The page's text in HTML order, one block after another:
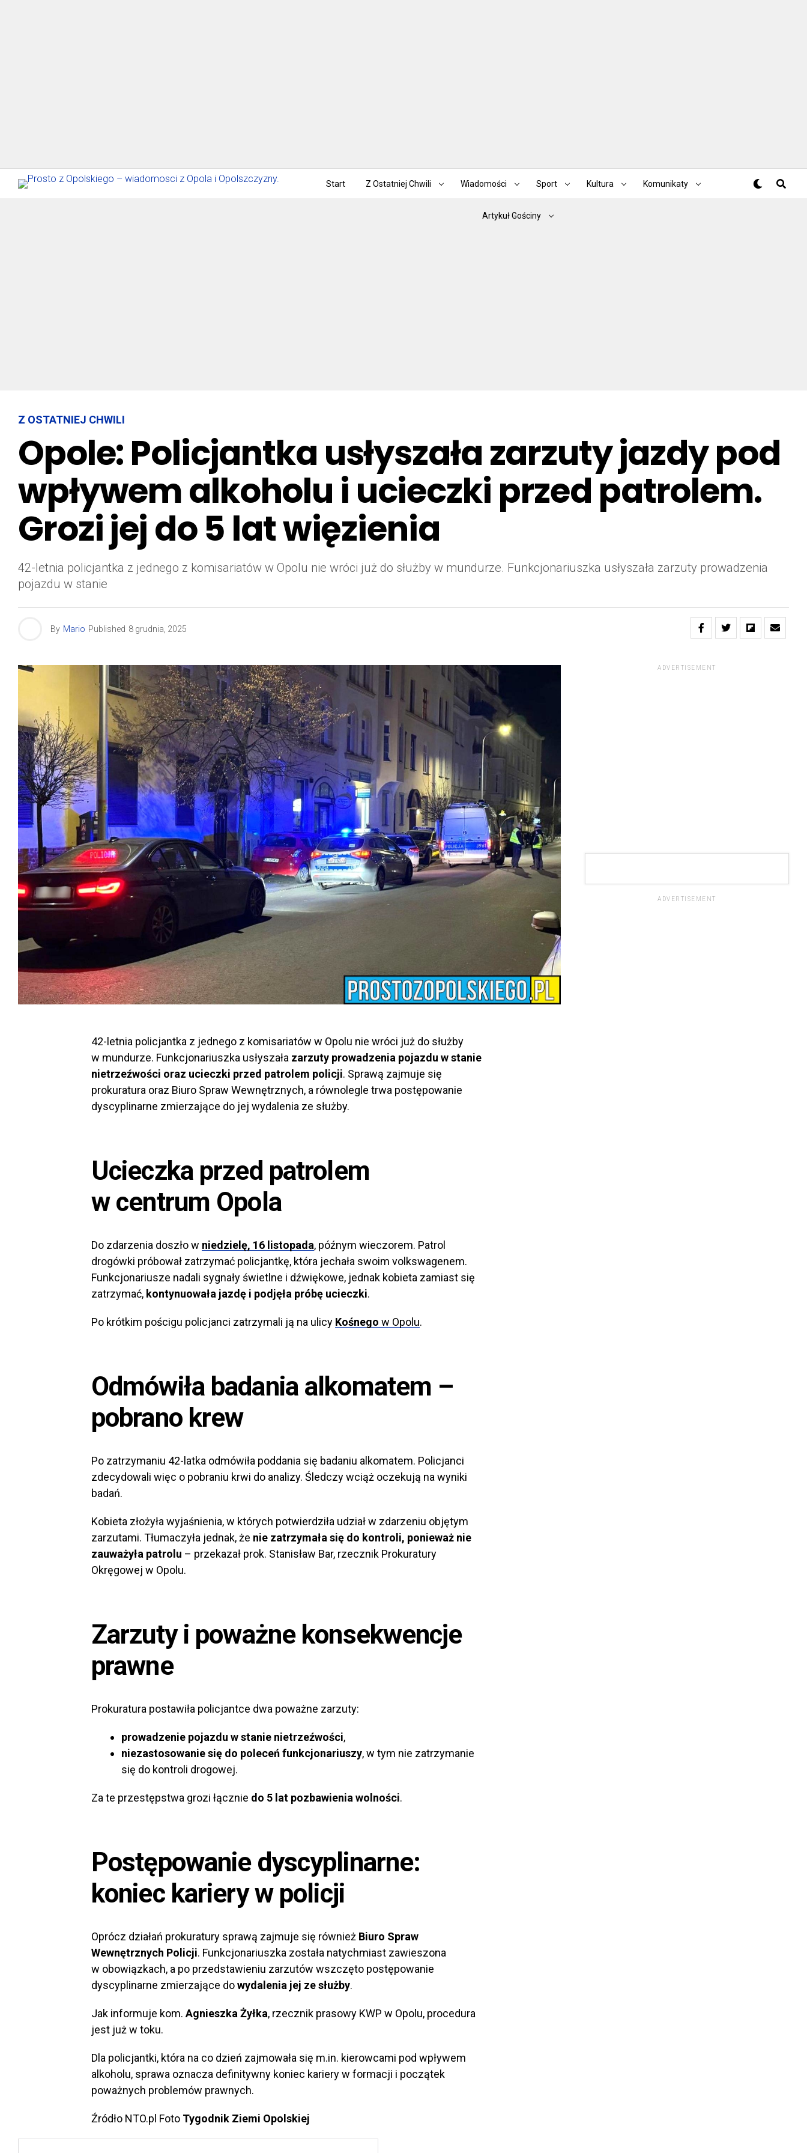
Start Z Ostatniej Chwili Wiadomości Sport Kultura Komunikaty
Artykuł Gościny
Z OSTATNIEJ CHWILI
Opole: Policjantka usłyszała zarzuty jazdy pod
wpływem alkoholu i ucieczki przed patrolem.
Grozi jej do 5 lat więzienia
42-letnia policjantka z jednego z komisariatów w Opolu nie wróci już do służby w mundurze. Funkcjonariuszka usłyszała zarzuty prowadzenia
pojazdu w stanie
By Mario Published 8 grudnia, 2025
42-letnia policjantka z jednego z komisariatów w Opolu nie wróci już do służby
w mundurze. Funkcjonariuszka usłyszała zarzuty prowadzenia pojazdu w stanie
nietrzeźwości oraz ucieczki przed patrolem policji. Sprawą zajmuje się
prokuratura oraz Biuro Spraw Wewnętrznych, a równolegle trwa postępowanie
dyscyplinarne zmierzające do jej wydalenia ze służby.
Ucieczka przed patrolem
w centrum Opola
Do zdarzenia doszło w niedzielę, 16 listopada, późnym wieczorem. Patrol
drogówki próbował zatrzymać policjantkę, która jechała swoim volkswagenem.
Funkcjonariusze nadali sygnały świetlne i dźwiękowe, jednak kobieta zamiast się
zatrzymać, kontynuowała jazdę i podjęła próbę ucieczki.
Po krótkim pościgu policjanci zatrzymali ją na ulicy Kośnego w Opolu.
Odmówiła badania alkomatem –
pobrano krew
Po zatrzymaniu 42-latka odmówiła poddania się badaniu alkomatem. Policjanci
zdecydowali więc o pobraniu krwi do analizy. Śledczy wciąż oczekują na wyniki
badań.
Kobieta złożyła wyjaśnienia, w których potwierdziła udział w zdarzeniu objętym
zarzutami. Tłumaczyła jednak, że nie zatrzymała się do kontroli, ponieważ nie
zauważyła patrolu – przekazał prok. Stanisław Bar, rzecznik Prokuratury
Okręgowej w Opolu.
Zarzuty i poważne konsekwencje
prawne
Prokuratura postawiła policjantce dwa poważne zarzuty:
prowadzenie pojazdu w stanie nietrzeźwości,
niezastosowanie się do poleceń funkcjonariuszy, w tym nie zatrzymanie
się do kontroli drogowej.
Za te przestępstwa grozi łącznie do 5 lat pozbawienia wolności.
Postępowanie dyscyplinarne:
koniec kariery w policji
Oprócz działań prokuratury sprawą zajmuje się również Biuro Spraw
Wewnętrznych Policji. Funkcjonariuszka została natychmiast zawieszona
w obowiązkach, a po przedstawieniu zarzutów wszczęto postępowanie
dyscyplinarne zmierzające dowydalenia jej ze służby.
Jak informuje kom. Agnieszka Żyłka, rzecznik prasowy KWP w Opolu, procedura
jest już w toku.
Dla policjantki, która na co dzień zajmowała się m.in. kierowcami pod wpływem
alkoholu, sprawa oznacza definitywny koniec kariery w formacji i początek
poważnych problemów prawnych.
Źródło NTO.pl Foto Tygodnik Ziemi Opolskiej
ADVERTISEMENT
ADVERTISEMENT